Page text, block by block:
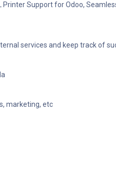
Support for Odoo,
services and keep track of
marketing, etc